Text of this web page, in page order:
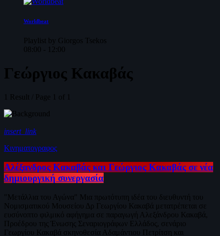
Worldbeat
Playlist by Giorgos Tsekos
08:00 - 12:00
Γεώργιος Κακαβάς
1 Result / Page 1 of 1
insert_link
Κινηματογραφος
Αλέξανδρος Κακαβάς και Γεώργιος Κακαβάς σε νέα
δημιουργική συνεργασία
"Μετάλλια του Αγώνα" Μια πρωτότυπη ιδέα του διευθυντή του
Νομισματικού Μουσείου Δρ Γεωργίου Κακαβά μετατρέπεται σε
ευσύνοπτο φιλμικό αφήγημα σε παραγωγή Αλεξάνδρου Κακαβά,
Προέδρου της Ένωσης Σεναριογράφων Ελλάδος, σενάριο
Γεωργίου Κακαβά σκηνοθεσία Αδαμάντιου Πετρίτση και